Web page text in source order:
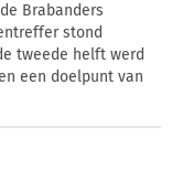
Brabanders
stond
tweede helft werd
een doelpunt van